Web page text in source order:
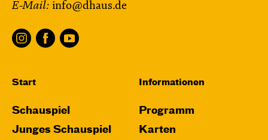
E-Mail: info@dhaus.de
Start
Schauspiel
Junges Schauspiel
Informationen
Programm
Karten